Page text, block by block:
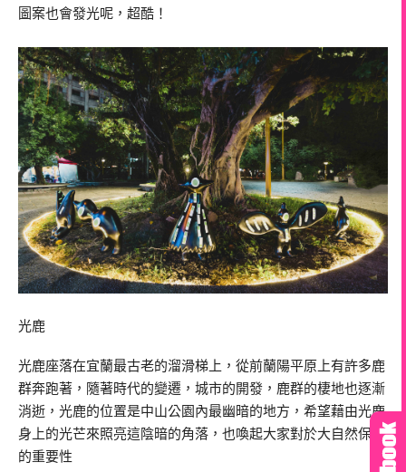
圖案也會發光呢，超酷！
光鹿
光鹿座落在宜蘭最古老的溜滑梯上，從前蘭陽平原上有許多鹿
群奔跑著，隨著時代的變遷，城市的開發，鹿群的棲地也逐漸
消逝，光鹿的位置是中山公園內最幽暗的地方，希望藉由光鹿
身上的光芒來照亮這陰暗的角落，也喚起大家對於大自然保育
的重要性